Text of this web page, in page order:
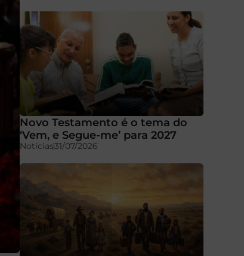
Novo Testamento é o tema do
‘Vem, e Segue-me’ para 2027
Notícias31/07/2026